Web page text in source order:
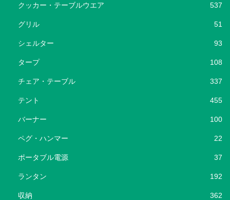
クッカー・テーブルウエア 537
グリル 51
シェルター 93
タープ 108
チェア・テーブル 337
テント 455
バーナー 100
ペグ・ハンマー 22
ポータブル電源 37
ランタン 192
収納 362